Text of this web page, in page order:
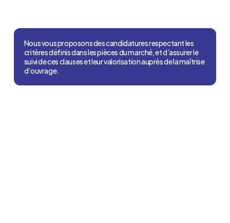
Nous vous proposons des candidatures respectant les
critères définis dans les pièces du marché, et d’assurer le
suivi de ces clauses et leur valorisation auprès de la maîtrise
d’ouvrage.